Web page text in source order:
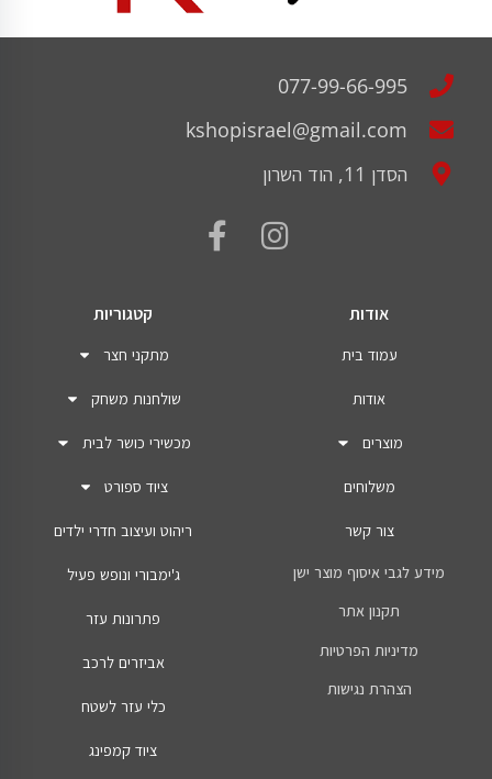
077-99-66-995
kshopisrael@gmail.com
הסדן 11, הוד השרון
אודות
עמוד בית
אודות
מוצרים
משלוחים
צור קשר
מידע לגבי איסוף מוצר ישן
תקנון אתר
מדיניות הפרטיות
הצהרת נגישות
קטגוריות
מתקני חצר
שולחנות משחק
מכשירי כושר לבית
ציוד ספורט
ריהוט ועיצוב חדרי ילדים
ג'ימבורי ונופש פעיל
פתרונות עזר
אביזרים לרכב
כלי עזר לשטח
ציוד קמפינג